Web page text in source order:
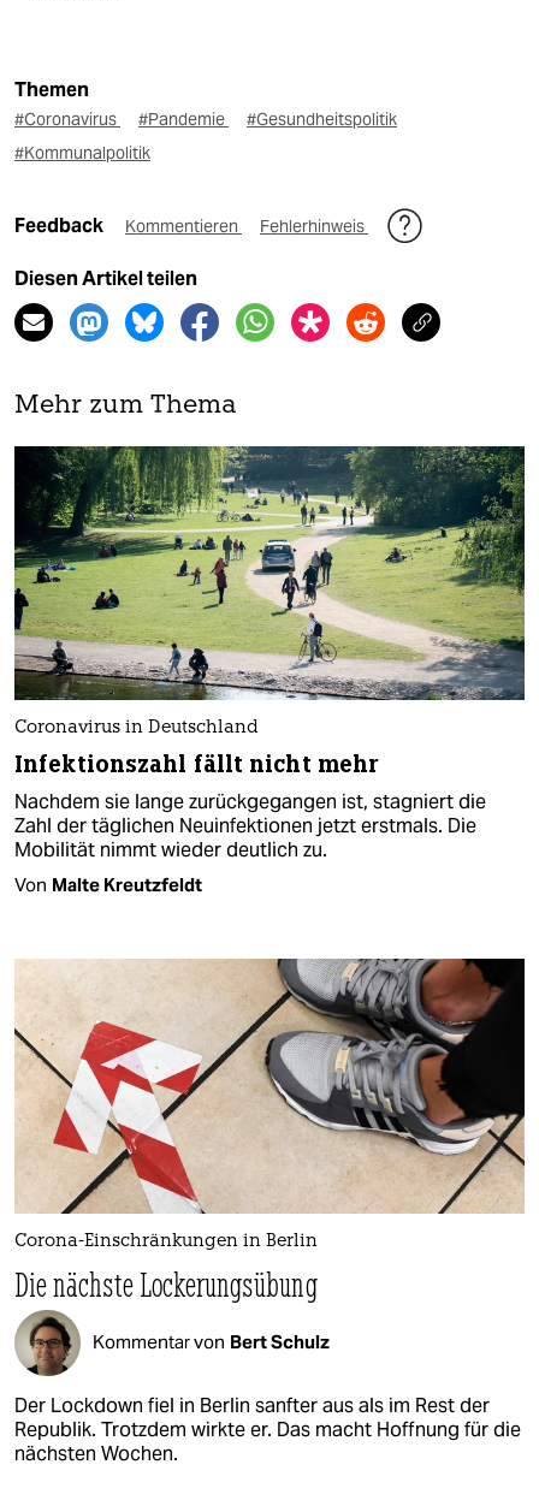
Themen
#Coronavirus #Pandemie
#Gesundheitspolitik
#Kommunalpolitik
Feedback Kommentieren Fehlerhinweis
Diesen Artikel teilen
Mehr zum Thema
Coronavirus in Deutschland
Infektionszahl fällt nicht mehr
Nachdem sie lange zurückgegangen ist, stagniert die
Zahl der täglichen Neuinfektionen jetzt erstmals. Die
Mobilität nimmt wieder deutlich zu.
Von Malte Kreutzfeldt
Corona-Einschränkungen in Berlin
Die nächste Lockerungsübung
Kommentar von Bert Schulz
Der Lockdown fiel in Berlin sanfter aus als im Rest der
Republik. Trotzdem wirkte er. Das macht Hoffnung für die
nächsten Wochen.